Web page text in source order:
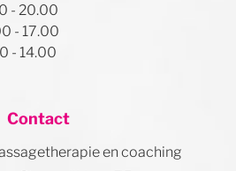
- 20.00
- 17.00
- 14.00
Contact
en coaching